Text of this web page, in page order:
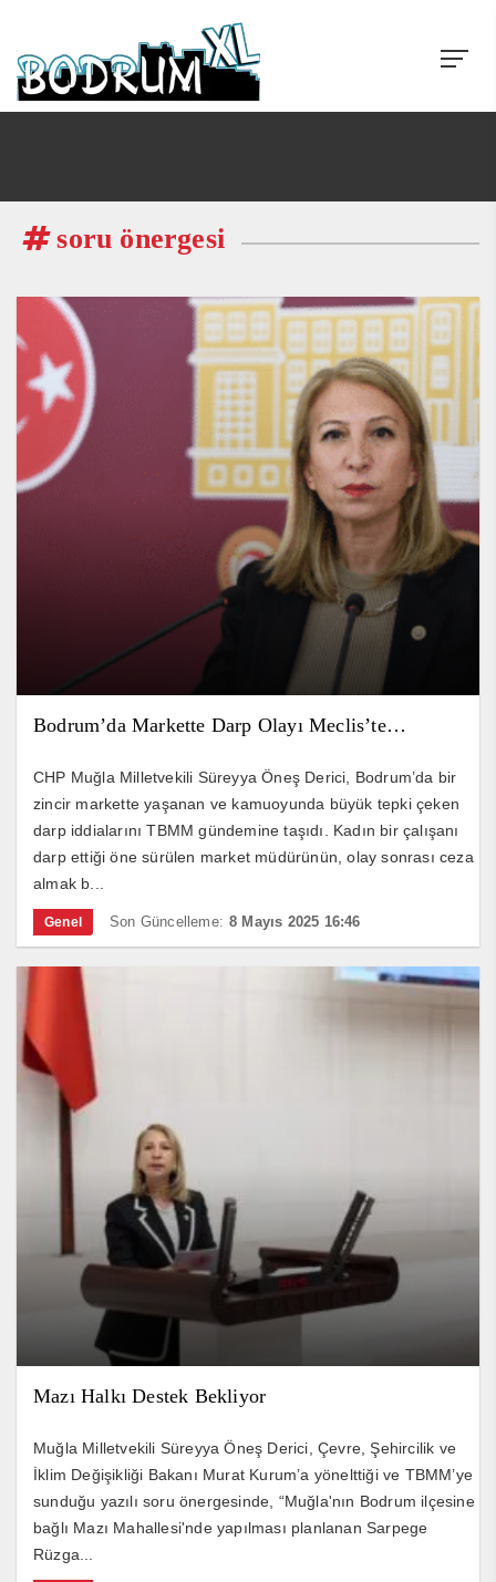
soru önergesi
Bodrum’da Markette Darp Olayı Meclis’te…
CHP Muğla Milletvekili Süreyya Öneş Derici, Bodrum’da bir
zincir markette yaşanan ve kamuoyunda büyük tepki çeken
darp iddialarını TBMM gündemine taşıdı. Kadın bir çalışanı
darp ettiği öne sürülen market müdürünün, olay sonrası ceza
almak b...
Genel Son Güncelleme: 8 Mayıs 2025 16:46
Mazı Halkı Destek Bekliyor
Muğla Milletvekili Süreyya Öneş Derici, Çevre, Şehircilik ve
İklim Değişikliği Bakanı Murat Kurum’a yönelttiği ve TBMM’ye
sunduğu yazılı soru önergesinde, “Muğla'nın Bodrum ilçesine
bağlı Mazı Mahallesi'nde yapılması planlanan Sarpege
Rüzga...